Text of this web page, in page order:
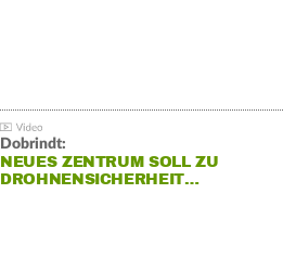
Dobrindt:
NEUES ZENTRUM SOLL ZU
DROHNENSICHERHEIT…